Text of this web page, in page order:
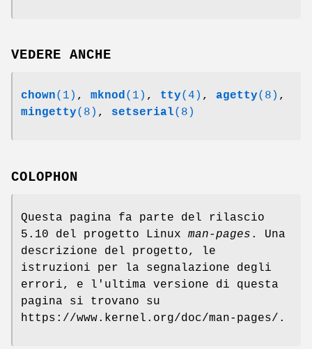
VEDERE ANCHE
chown(1) , mknod(1) , tty(4) , agetty(8) ,
mingetty(8) , setserial(8)
COLOPHON
Questa pagina fa parte del rilascio
5.10 del progetto Linux man-pages . Una
descrizione del progetto, le
istruzioni per la segnalazione degli
errori, e l'ultima versione di questa
pagina si trovano su
https://www.kernel.org/doc/man-pages/.